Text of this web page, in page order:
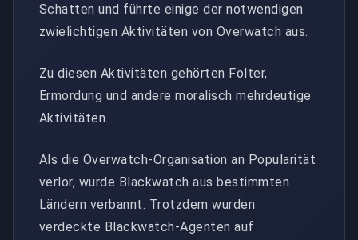
Schatten und führte einige der notwendigen
zwielichtigen Aktivitäten von Overwatch aus.
Zu diesen Aktivitäten gehörten Folter,
Ermordung und andere moralisch mehrdeutige
Aktivitäten.
Als die Overwatch-Organisation an Popularität
verlor, wurde Blackwatch aus bestimmten
Ländern verbannt. Trotzdem wurden
verdeckte Blackwatch-Agenten auf